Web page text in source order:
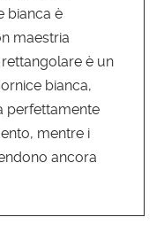
bianca è
maestria
è un
bianca,
perfettamente
mentre i
ancora